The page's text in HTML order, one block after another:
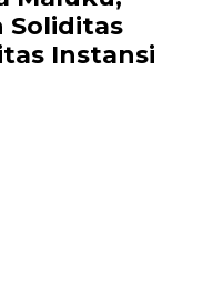
Soliditas
Instansi